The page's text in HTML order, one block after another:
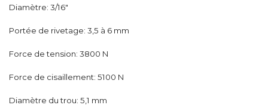
Diamètre: 3/16″
Portée de rivetage: 3,5 à 6 mm
Force de tension: 3800 N
Force de cisaillement: 5100 N
Diamètre du trou: 5,1 mm